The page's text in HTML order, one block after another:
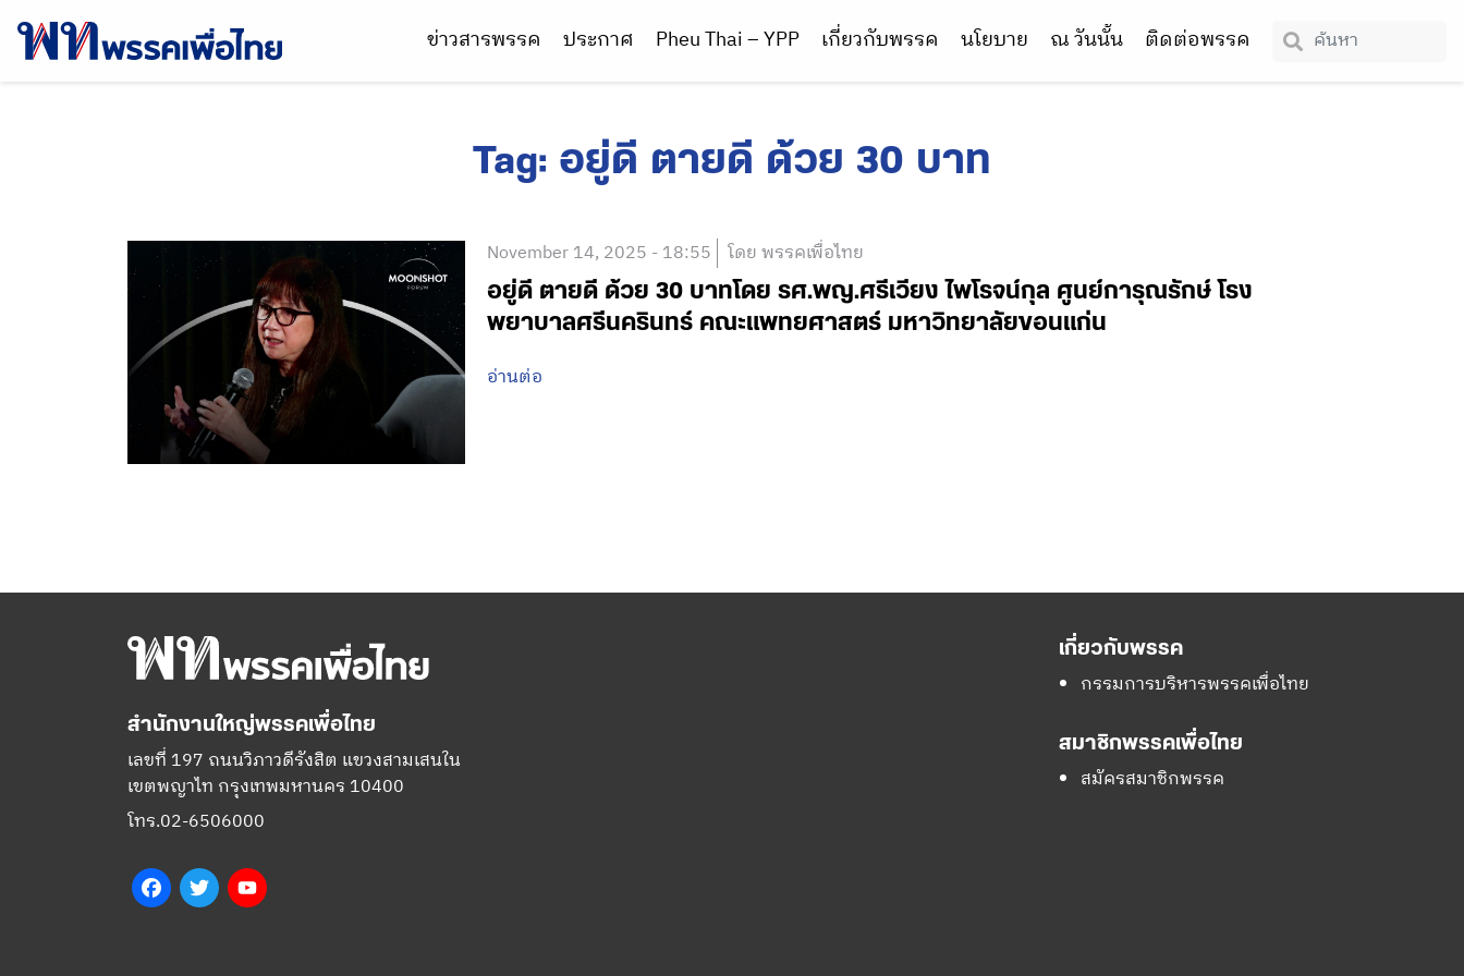
ข่าวสารพรรค ประกาศ Pheu Thai – YPP เกี่ยวกับพรรค นโยบาย ณ วันนั้น ติดต่อพรรค
Tag: อยู่ดี ตายดี ด้วย 30 บาท
November 14, 2025 - 18:55 โดย พรรคเพื่อไทย
อยู่ดี ตายดี ด้วย 30 บาทโดย รศ.พญ.ศรีเวียง ไพโรจน์กุล ศูนย์การุณรักษ์ โรง
พยาบาลศรีนครินทร์ คณะแพทยศาสตร์ มหาวิทยาลัยขอนแก่น
อ่านต่อ
สำนักงานใหญ่พรรคเพื่อไทย
เลขที่ 197 ถนนวิภาวดีรังสิต แขวงสามเสนใน
เขตพญาไท กรุงเทพมหานคร 10400
โทร.02-6506000
FacebookTwitter
เกี่ยวกับพรรค
กรรมการบริหารพรรคเพื่อไทย
สมาชิกพรรคเพื่อไทย
สมัครสมาชิกพรรค